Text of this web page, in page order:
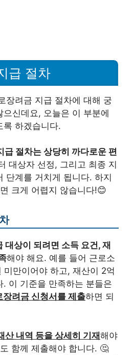
급 절차
장려금 지급 절차에 대해 궁
신데요, 오늘은 이 부분에
록 하겠습니다.
급 절차는 상당히 까다로운 편
대상자 선정, 그리고 최종 지
단계를 거치게 됩니다. 하지
크게 어렵지 않습니다!😊
대상이 되려면 소득 요건, 재
해야 해요. 예를 들어 근로소
만이어야 하고, 재산이 2억
. 이 기준을 만족하는 분들은
장려금 신청서를 제출하면 되
산 내역 등을 상세히 기재해야
함께 제출해야 합니다. 🤔